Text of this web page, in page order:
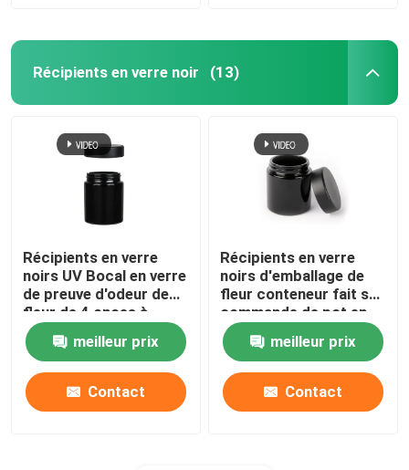
Récipients en verre noir (13)
Récipients en verre
noirs UV Bocal en verre
de preuve d'odeur de
fleur de 4 onces à
l'épreuve des enfants
meilleur prix
Contact
Récipients en verre
noirs d'emballage de
fleur conteneur fait sur
commande de pot en
verre UV de fleur de 4
onces meilleur prix
Contact